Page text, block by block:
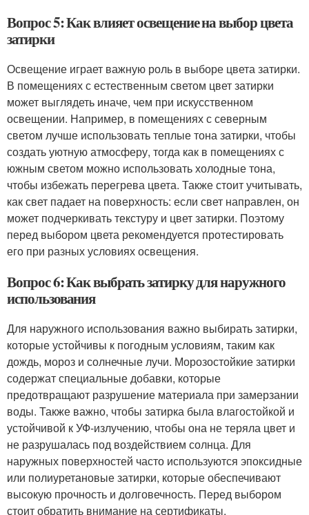
Вопрос 5: Как влияет освещение на выбор цвета
затирки
Освещение играет важную роль в выборе цвета затирки.
В помещениях с естественным светом цвет затирки
может выглядеть иначе, чем при искусственном
освещении. Например, в помещениях с северным
светом лучше использовать теплые тона затирки, чтобы
создать уютную атмосферу, тогда как в помещениях с
южным светом можно использовать холодные тона,
чтобы избежать перегрева цвета. Также стоит учитывать,
как свет падает на поверхность: если свет направлен, он
может подчеркивать текстуру и цвет затирки. Поэтому
перед выбором цвета рекомендуется протестировать
его при разных условиях освещения.
Вопрос 6: Как выбрать затирку для наружного
использования
Для наружного использования важно выбирать затирки,
которые устойчивы к погодным условиям, таким как
дождь, мороз и солнечные лучи. Морозостойкие затирки
содержат специальные добавки, которые
предотвращают разрушение материала при замерзании
воды. Также важно, чтобы затирка была влагостойкой и
устойчивой к УФ-излучению, чтобы она не теряла цвет и
не разрушалась под воздействием солнца. Для
наружных поверхностей часто используются эпоксидные
или полиуретановые затирки, которые обеспечивают
высокую прочность и долговечность. Перед выбором
стоит обратить внимание на сертификаты,